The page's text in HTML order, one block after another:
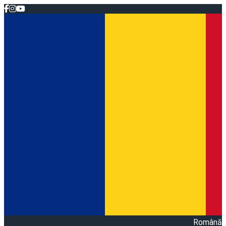
Română